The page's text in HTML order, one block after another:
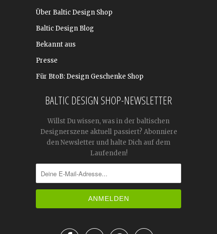
Über Baltic Design Shop
Baltic Design Blog
Bekannt aus
Presse
Für BtoB: Design Geschenke Shop
BALTIC DESIGN SHOP-NEWSLETTER
Willst Du wissen, was in der baltischen
Designerszene aktuell passiert? Abonniere
den Newsletter und halte Dich auf dem
Laufenden!